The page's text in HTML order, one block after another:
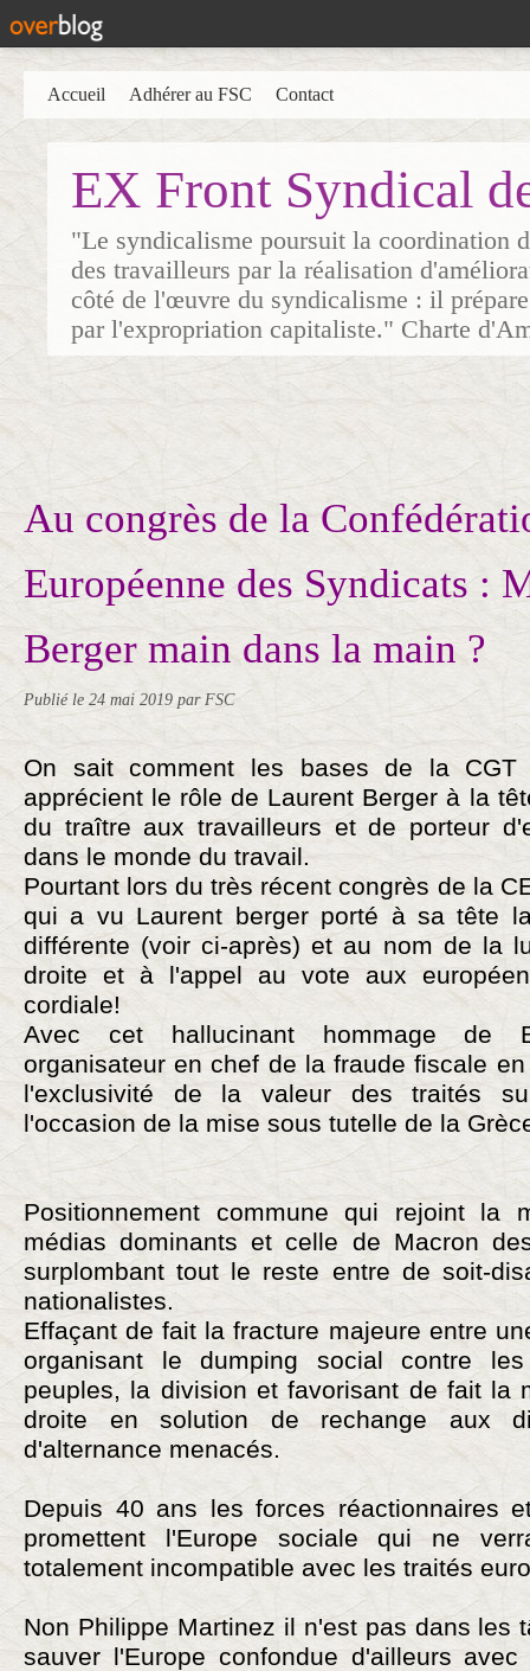
EX Front Syndical
"Le syndicalisme poursuit la coordination
des travailleurs par la réalisation
côté de l'œuvre du syndicalisme : il
par l'expropriation capitaliste." Charte
Accueil Adhérer au FSC Contact
Au congrès de la
Européenne des Syndicats :
Berger main dans la main ?
Publié le 24 mai 2019 par FSC
On sait comment les bases de la
apprécient le rôle de Laurent Berger à la
du traître aux travailleurs et de porteur
dans le monde du travail.
Pourtant lors du très récent congrès de la
qui a vu Laurent berger porté à sa tête
différente (voir ci-après) et au nom de la
droite et à l'appel au vote aux
cordiale!
Avec cet hallucinant hommage de
organisateur en chef de la fraude fiscale
l'exclusivité de la valeur des traités
l'occasion de la mise sous tutelle de la
Positionnement commune qui rejoint la
médias dominants et celle de Macron
surplombant tout le reste entre de soit-
nationalistes.
Effaçant de fait la fracture majeure entre
organisant le dumping social contre
peuples, la division et favorisant de fait la
droite en solution de rechange aux
d'alternance menacés.
Depuis 40 ans les forces réactionnaires
promettent l'Europe sociale qui ne
totalement incompatible avec les traités
Non Philippe Martinez il n'est pas dans les
sauver l'Europe confondue d'ailleurs avec